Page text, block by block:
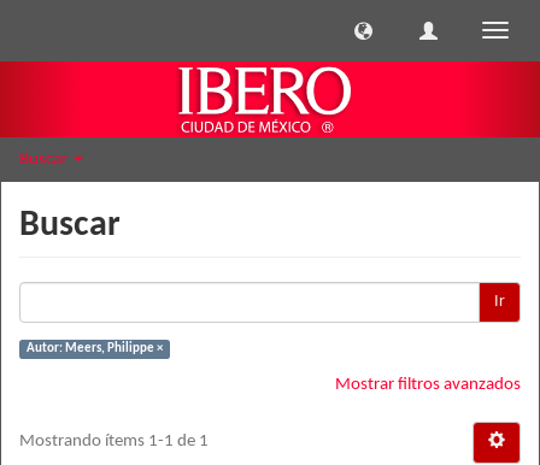
Buscar
Buscar
Ir
Autor: Meers, Philippe ×
Mostrar filtros avanzados
Mostrando ítems 1-1 de 1